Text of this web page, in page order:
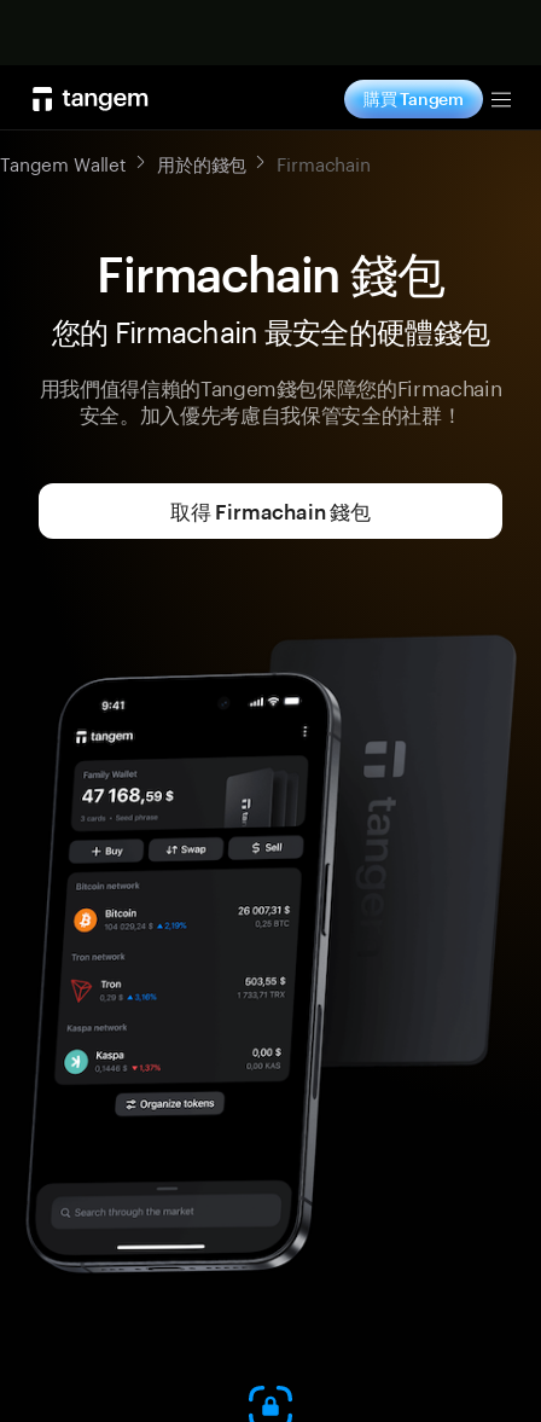
購買 Tangem
Tangem Wallet 用於的錢包 Firmachain
Firmachain 錢包
您的 Firmachain 最安全的硬體錢包
用我們值得信賴的Tangem錢包保障您的Firmachain
安全。加入優先考慮自我保管安全的社群！
取得 Firmachain 錢包